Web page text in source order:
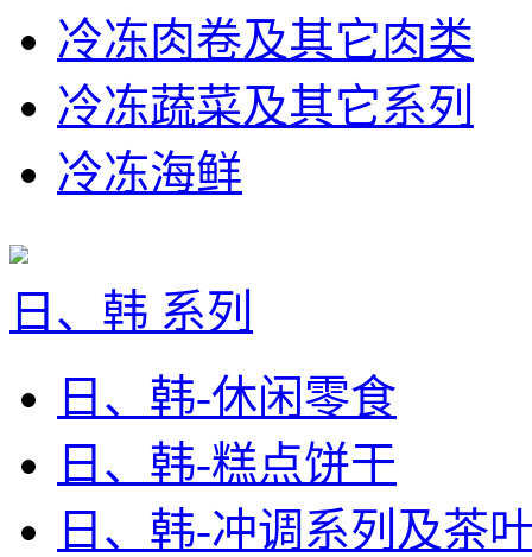
冷冻肉卷及其它肉类
冷冻蔬菜及其它系列
冷冻海鲜
日、韩 系列
日、韩-休闲零食
日、韩-糕点饼干
日、韩-冲调系列及茶